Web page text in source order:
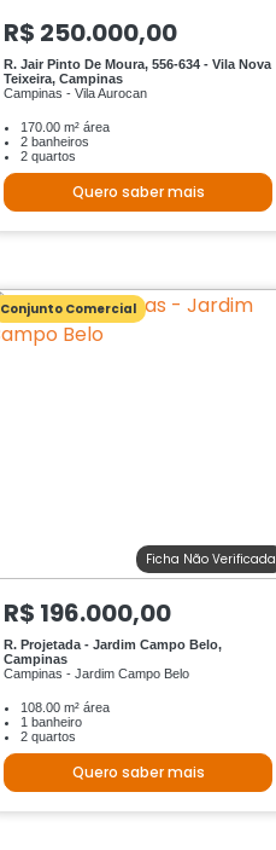
R$ 250.000,00
R. Jair Pinto De Moura, 556-634 - Vila Nova
Teixeira, Campinas
Campinas - Vila Aurocan
170.00 m² área
2 banheiros
2 quartos
Quero saber mais
Conjunto Comercial
Ficha Não Verificada
R$ 196.000,00
R. Projetada - Jardim Campo Belo,
Campinas
Campinas - Jardim Campo Belo
108.00 m² área
1 banheiro
2 quartos
Quero saber mais